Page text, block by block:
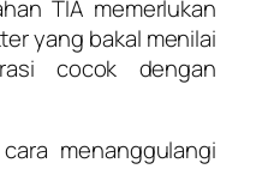
TIA memerlukan
yang bakal menilai
cocok dengan
menanggulangi